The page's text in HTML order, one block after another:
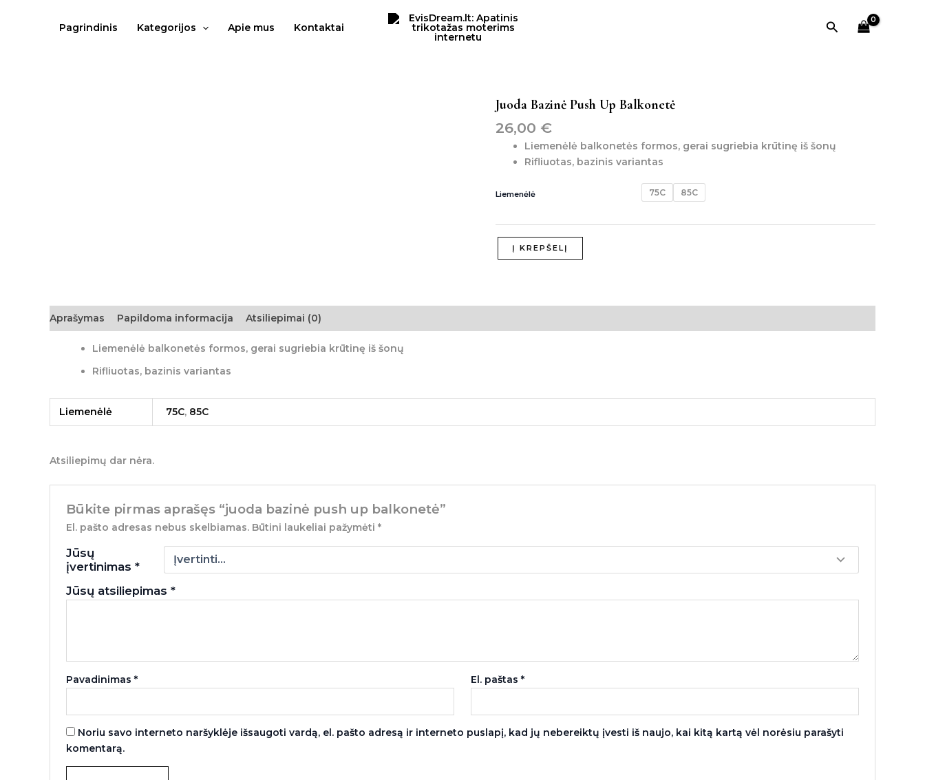
Pagrindinis Kategorijos Apie mus Kontaktai Paieška
Juoda Bazinė Push Up Balkonetė
26,00 €
Liemenėlė balkonetės formos, gerai sugriebia krūtinę iš šonų
Rifliuotas, bazinis variantas
Liemenėlė 75C 85C
produkto
kiekis:
juoda
bazinė
push
Į KREPŠELĮ
Aprašymas Papildoma informacija Atsiliepimai (0)
Liemenėlė balkonetės formos, gerai sugriebia krūtinę iš šonų
Rifliuotas, bazinis variantas
Liemenėlė 75C, 85C
Atsiliepimų dar nėra.
Būkite pirmas aprašęs “juoda bazinė push up balkonetė”
El. pašto adresas nebus skelbiamas. Būtini laukeliai pažymėti*
Jūsų
įvertinimas*
Jūsų atsiliepimas*
Pavadinimas* El. paštas *
Noriu savo interneto naršyklėje išsaugoti vardą, el. pašto adresą ir interneto puslapį, kad jų nebereiktų įvesti iš naujo, kai kitą kartą vėl norėsiu parašyti
komentarą.